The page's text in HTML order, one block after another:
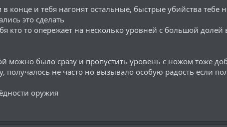
конце и тебя нагонят остальные, быстрые убийства
это сделать
кто то опережает на несколько уровней с большой долей
можно было сразу и пропустить уровень с ножом тоже
получалось не часто но вызывало особую радость если
оружия